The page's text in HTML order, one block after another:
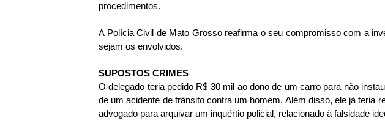
procedimentos.
A Polícia Civil de Mato Grosso reafirma o seu compromisso com a
sejam os envolvidos.
SUPOSTOS CRIMES
O delegado teria pedido R$ 30 mil ao dono de um carro para não
de um acidente de trânsito contra um homem. Além disso, ele já teria
advogado para arquivar um inquértio policial, relacionado à falsidade